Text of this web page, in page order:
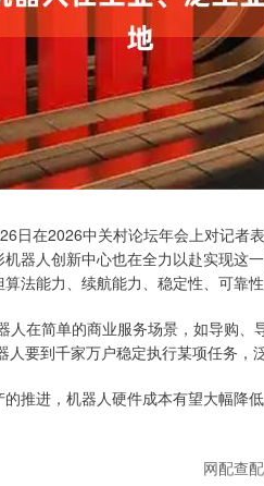
在2026中关村论坛年会上对记者
器人创新中心也在全力以赴实现这
法能力、续航能力、稳定性、可靠
在简单的商业服务场景，如导购、
要到千家万户稳定执行某项任务，
进，机器人硬件成本有望大幅降
网配查
21.92 0.57% 深证